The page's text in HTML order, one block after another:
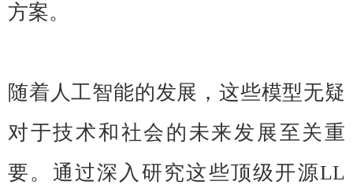
方案。
随着人工智能的发展，这些模型无疑
对于技术和社会的未来发展至关重
要。通过深入研究这些顶级开源LL